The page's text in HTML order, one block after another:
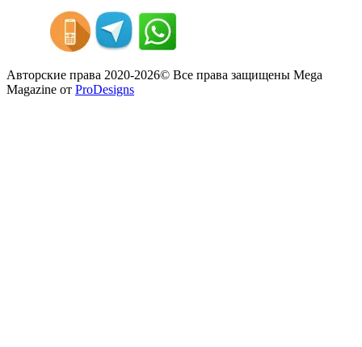
Авторские права 2020-2026© Все права защищены Mega
Magazine от ProDesigns